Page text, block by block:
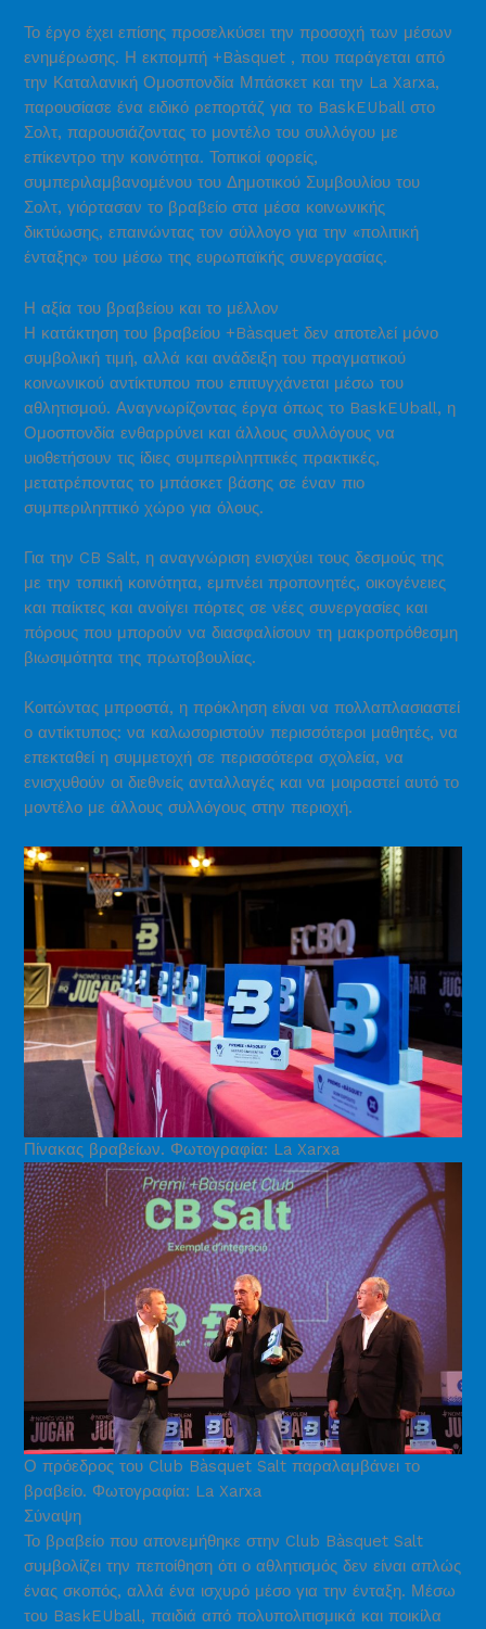
Το έργο έχει επίσης προσελκύσει την προσοχή των μέσων
ενημέρωσης. Η εκπομπή +Bàsquet , που παράγεται από
την Καταλανική Ομοσπονδία Μπάσκετ και την La Xarxa,
παρουσίασε ένα ειδικό ρεπορτάζ για το BaskEUball στο
Σολτ, παρουσιάζοντας το μοντέλο του συλλόγου με
επίκεντρο την κοινότητα. Τοπικοί φορείς,
συμπεριλαμβανομένου του Δημοτικού Συμβουλίου του
Σολτ, γιόρτασαν το βραβείο στα μέσα κοινωνικής
δικτύωσης, επαινώντας τον σύλλογο για την «πολιτική
ένταξης» του μέσω της ευρωπαϊκής συνεργασίας.
Η αξία του βραβείου και το μέλλον
Η κατάκτηση του βραβείου +Bàsquet δεν αποτελεί μόνο
συμβολική τιμή, αλλά και ανάδειξη του πραγματικού
κοινωνικού αντίκτυπου που επιτυγχάνεται μέσω του
αθλητισμού. Αναγνωρίζοντας έργα όπως το BaskEUball, η
Ομοσπονδία ενθαρρύνει και άλλους συλλόγους να
υιοθετήσουν τις ίδιες συμπεριληπτικές πρακτικές,
μετατρέποντας το μπάσκετ βάσης σε έναν πιο
συμπεριληπτικό χώρο για όλους.
Για την CB Salt, η αναγνώριση ενισχύει τους δεσμούς της
με την τοπική κοινότητα, εμπνέει προπονητές, οικογένειες
και παίκτες και ανοίγει πόρτες σε νέες συνεργασίες και
πόρους που μπορούν να διασφαλίσουν τη μακροπρόθεσμη
βιωσιμότητα της πρωτοβουλίας.
Κοιτώντας μπροστά, η πρόκληση είναι να πολλαπλασιαστεί
ο αντίκτυπος: να καλωσοριστούν περισσότεροι μαθητές, να
επεκταθεί η συμμετοχή σε περισσότερα σχολεία, να
ενισχυθούν οι διεθνείς ανταλλαγές και να μοιραστεί αυτό το
μοντέλο με άλλους συλλόγους στην περιοχή.
Πίνακας βραβείων. Φωτογραφία: La Xarxa
Ο πρόεδρος του Club Bàsquet Salt παραλαμβάνει το
βραβείο. Φωτογραφία: La Xarxa
Σύναψη
Το βραβείο που απονεμήθηκε στην Club Bàsquet Salt
συμβολίζει την πεποίθηση ότι ο αθλητισμός δεν είναι απλώς
ένας σκοπός, αλλά ένα ισχυρό μέσο για την ένταξη. Μέσω
του BaskEUball, παιδιά από πολυπολιτισμικά και ποικίλα